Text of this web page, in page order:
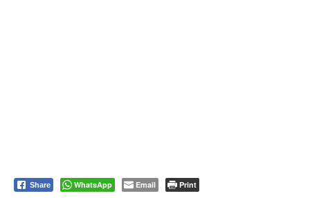
Share WhatsApp Email Print